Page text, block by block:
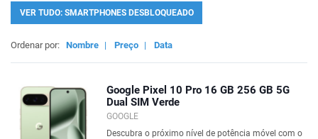
VER TUDO: SMARTPHONES DESBLOQUEADO
Ordenar por: Nombre | Preço | Data
Google Pixel 10 Pro 16 GB 256 GB 5G
Dual SIM Verde
GOOGLE
Descubra o próximo nível de potência móvel com o